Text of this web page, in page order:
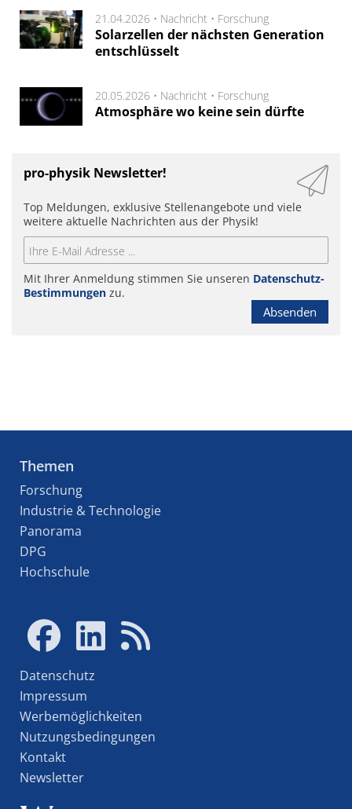
21.04.2026 • Nachricht • Forschung
Solarzellen der nächsten Generation
entschlüsselt
20.05.2026 • Nachricht • Forschung
Atmosphäre wo keine sein dürfte
pro-physik Newsletter!
Top Meldungen, exklusive Stellenangebote und viele
weitere aktuelle Nachrichten aus der Physik!
Mit Ihrer Anmeldung stimmen Sie unseren Datenschutz-
Bestimmungen zu.
Absenden
Themen
Forschung
Industrie & Technologie
Panorama
DPG
Hochschule
Datenschutz
Impressum
Werbemöglichkeiten
Nutzungsbedingungen
Kontakt
Newsletter